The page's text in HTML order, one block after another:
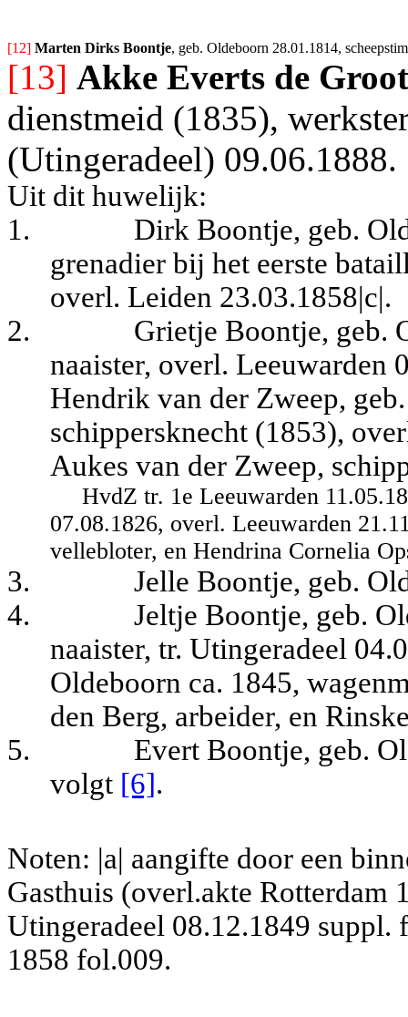
[12] Marten Dirks Boontje, geb. Oldeboorn 28.01.1814,
[13] Akke Everts de Groot
dienstmeid (1835),
(Utingeradeel) 09.06.1888.
Uit dit huwelijk:
1.
Dirk Boontje, geb.
grenadier bij het eerste
overl. Leiden 23.03.1858|c|.
2.
Grietje Boontje, geb.
naaister, overl. Leeuwarden
Hendrik van der Zweep,
schippersknecht (1853),
Aukes van der Zweep,
HvdZ tr. 1e Leeuwarden
07.08.1826, overl. Leeuwarden
vellebloter, en Hendrina Cornelia
3.
Jelle Boontje, geb.
4.
Jeltje Boontje, geb.
naaister, tr. Utingeradeel
Oldeboorn ca. 1845,
den Berg, arbeider, en
5.
Evert Boontje, geb.
volgt [6].
Noten: |a| aangifte door een
Gasthuis (overl.akte Rotterdam
Utingeradeel 08.12.1849
1858 fol.009.